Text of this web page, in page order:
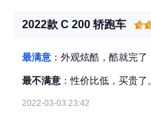
2022款 C 200 轿跑车
最满意 ：外观炫酷，酷就完了
最不满意 ：性价比低，买贵
2022-03-03 23:42